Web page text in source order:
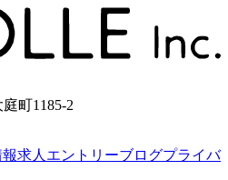
町1185-2
求人エントリーブログプライバ